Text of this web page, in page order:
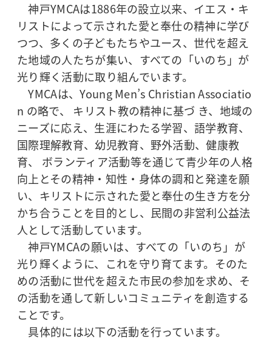
神戸YMCAは1886年の設立以来、イエス・キ
リストによって示された愛と奉仕の精神に学び
つつ、多くの子どもたちやユース、世代を超え
た地域の人たちが集い、すべての「いのち」が
光り輝く活動に取り組んでいます。
YMCAは、Young Men’s Christian Associatio
n の略で、 キリスト教の精神に基づ き、地域の
ニーズに応え、生涯にわたる学習、語学教育、
国際理解教育、幼児教育、野外活動、健康教
育、 ボランティア活動等を通じて青少年の人格
向上とその精神・知性・身体の調和と発達を願
い、キリストに示された愛と奉仕の生き方を分
かち合うことを目的とし、民間の非営利公益法
人として活動しています。
神戸YMCAの願いは、すべての「いのち」が
光り輝くように、これを守り育てます。そのた
めの活動に世代を超えた市民の参加を求め、そ
の活動を通して新しいコミュニティを創造する
ことです。
具体的には以下の活動を行っています。